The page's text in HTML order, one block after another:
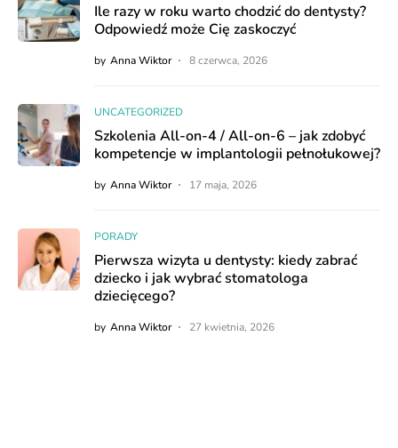
Ile razy w roku warto chodzić do dentysty?
Odpowiedź może Cię zaskoczyć
by Anna Wiktor 8 czerwca, 2026
UNCATEGORIZED
Szkolenia All-on-4 / All-on-6 – jak zdobyć
kompetencje w implantologii pełnołukowej?
by Anna Wiktor 17 maja, 2026
PORADY
Pierwsza wizyta u dentysty: kiedy zabrać
dziecko i jak wybrać stomatologa
dziecięcego?
by Anna Wiktor 27 kwietnia, 2026